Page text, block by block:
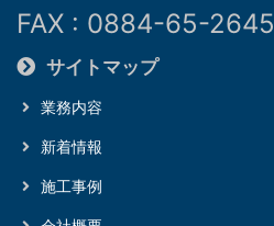
FAX : 0884-65-2645
サイトマップ
業務内容
新着情報
施工事例